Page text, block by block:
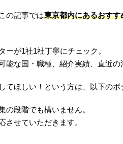
の記事では東京都内にあるおす
が1社1社丁寧にチェック。
能な国・職種、紹介実績、直近
ほしい！という方は、以下のボ
の段階でも構いません。
させていただきます。